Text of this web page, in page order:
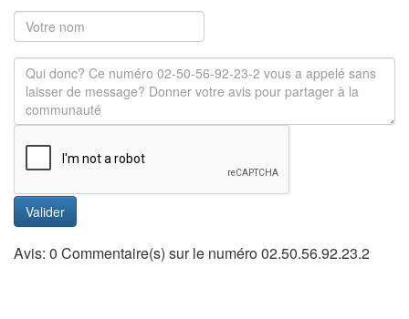
Valider
Avis: 0 Commentaire(s) sur le numéro 02.50.56.92.23.2